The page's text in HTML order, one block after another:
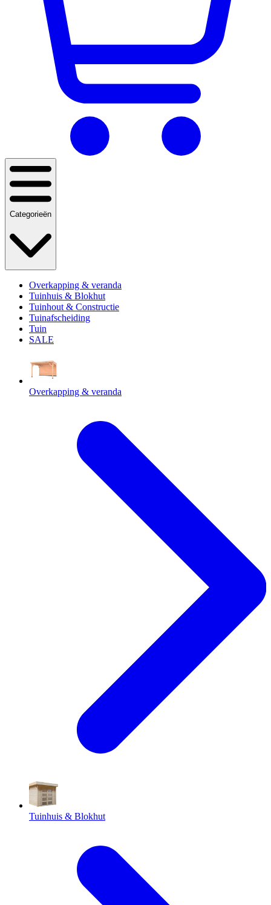
Categorieën
Overkapping & veranda
Tuinhuis & Blokhut
Tuinhout & Constructie
Tuinafscheiding
Tuin
SALE
Overkapping & veranda
Tuinhuis & Blokhut